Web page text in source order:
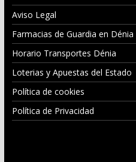
Aviso Legal
Farmacias de Guardia en Dénia
Horario Transportes Dénia
Loterias y Apuestas del Estado
Política de cookies
Política de Privacidad